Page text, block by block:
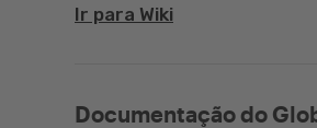
Ir para Wiki
Documentação do